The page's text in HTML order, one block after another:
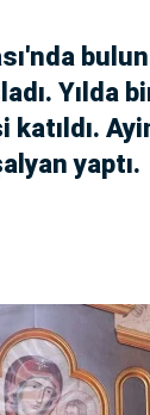
Yılda
yaptı.